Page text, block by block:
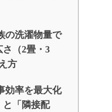
の洗濯物量で
（2畳・3
方
効率を最大化
と「隣接配